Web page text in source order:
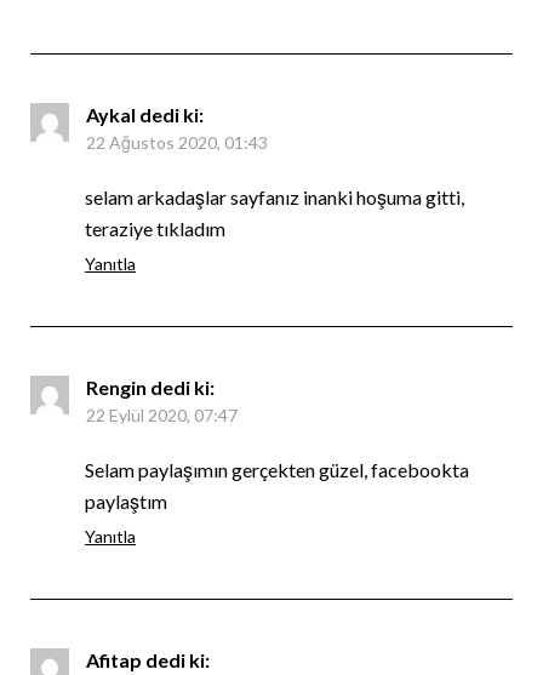
Aykal dedi ki:
22 Ağustos 2020, 01:43
selam arkadaşlar sayfanız inanki hoşuma gitti,
teraziye tıkladım
Yanıtla
Rengin dedi ki:
22 Eylül 2020, 07:47
Selam paylaşımın gerçekten güzel, facebookta
paylaştım
Yanıtla
Afitap dedi ki: